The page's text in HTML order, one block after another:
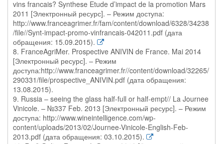
vins francais? Synthese Etude d’impact de la promotion Mars
2011 [Электронный ресурс]. – Режим доступа:
http://www.franceagrimer.fr/fam/content/download/6328/34238
/file//Synt-impact-promo-vinfrancais-042011.pdf (дата
обращения: 15.09.2015).
8. FranceAgriMer. Prospective ANIVIN de France. Mai 2014
[Электронный ресурс]. – Режим
доступа:http://www.franceagrimer.fr//content/download/32265/
290331/file/prospective_ANIVIN.pdf (дата обращения:
13.08.2015).
9. Russia – seeing the glass half-full or half-empt// La Journee
Vinicole. – №337 Feb. 2013 [Электронный ресурс]. – Режим
доступа: http://www.wineintelligence.com/wp-
content/uploads/2013/02/Journee-Vinicole-English-Feb-
2013.pdf (дата обращения: 03.10.2015).